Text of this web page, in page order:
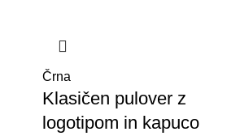
Črna
Klasičen pulover z
logotipom in kapuco